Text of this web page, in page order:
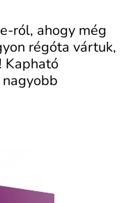
ról, ahogy még
régóta vártuk,
Kapható